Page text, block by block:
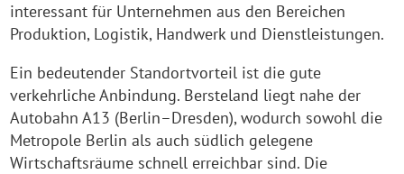
interessant für Unternehmen aus den Bereichen
Produktion, Logistik, Handwerk und Dienstleistungen.
Ein bedeutender Standortvorteil ist die gute
verkehrliche Anbindung. Bersteland liegt nahe der
Autobahn A13 (Berlin–Dresden), wodurch sowohl die
Metropole Berlin als auch südlich gelegene
Wirtschaftsräume schnell erreichbar sind. Die